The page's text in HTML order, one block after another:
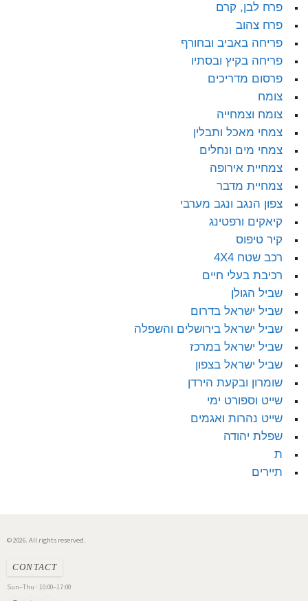
פרח לבן, קרם
פרח צהוב
פריחה באביב ובחורף
פריחה בקיץ ובסתיו
פרסום מדריכים
צומח
צומח וצמחייה
צמחי מאכל ותבלין
צמחי מים ונחלים
צמחיית אירופה
צמחיית מדבר
צפון הנגב ונגב מערבי
קיאקים ורפטינג
קיר טיפוס
רכב שטח 4X4
רכיבת בעלי חיים
שביל הגולן
שביל ישראל בדרום
שביל ישראל בירושלים והשפלה
שביל ישראל במרכז
שביל ישראל בצפון
שומרון ובקעת הירדן
שייט וספורט ימי
שייט נהרות ואגמים
שפלת יהודה
ת
תיירים
© 2026. All rights reserved.
CONTACT
Sun–Thu · 10:00–17:00